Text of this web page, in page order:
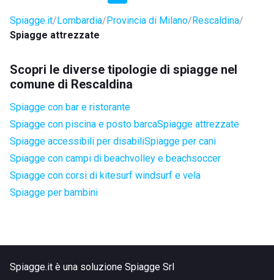
Spiagge.it Lombardia Provincia di Milano Rescaldina
Spiagge attrezzate
Scopri le diverse tipologie di spiagge nel
comune di Rescaldina
Spiagge con bar e ristorante
Spiagge con piscina e posto barcaSpiagge attrezzate
Spiagge accessibili per disabiliSpiagge per cani
Spiagge con campi di beachvolley e beachsoccer
Spiagge con corsi di kitesurf windsurf e vela
Spiagge per bambini
Spiagge.it è una soluzione Spiagge Srl